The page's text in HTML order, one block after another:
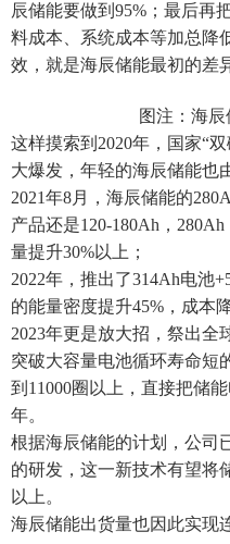
辰储能要做到95%；最后再
料成本、系统成本等加总降
效，就是海辰储能最初的差
图注：海
这样摸索到2020年，国家“
大爆发，年轻的海辰储能也
2021年8月，海辰储能的
产品还是120-180Ah，
量提升30%以上；
2022年，推出了314Ah电池
的能量密度提升45%，成本
2023年更是放大招，祭出全
突破大容量电池循环寿命短
到11000圈以上，直接把储
年。
根据海辰储能的计划，公司
的研发，这一新技术有望将
以上。
海辰储能出货量也因此实现